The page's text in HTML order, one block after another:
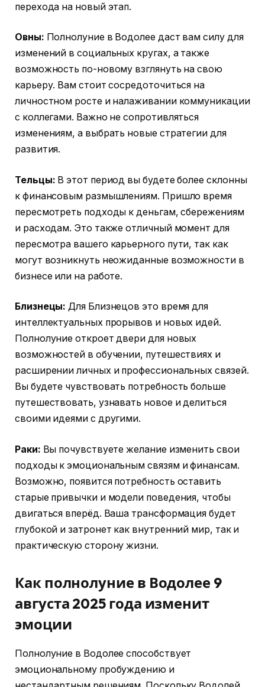
перехода на новый этап.
Овны: Полнолуние в Водолее даст вам силу для
изменений в социальных кругах, а также
возможность по-новому взглянуть на свою
карьеру. Вам стоит сосредоточиться на
личностном росте и налаживании коммуникации
с коллегами. Важно не сопротивляться
изменениям, а выбрать новые стратегии для
развития.
Тельцы: В этот период вы будете более склонны
к финансовым размышлениям. Пришло время
пересмотреть подходы к деньгам, сбережениям
и расходам. Это также отличный момент для
пересмотра вашего карьерного пути, так как
могут возникнуть неожиданные возможности в
бизнесе или на работе.
Близнецы: Для Близнецов это время для
интеллектуальных прорывов и новых идей.
Полнолуние откроет двери для новых
возможностей в обучении, путешествиях и
расширении личных и профессиональных связей.
Вы будете чувствовать потребность больше
путешествовать, узнавать новое и делиться
своими идеями с другими.
Раки: Вы почувствуете желание изменить свои
подходы к эмоциональным связям и финансам.
Возможно, появится потребность оставить
старые привычки и модели поведения, чтобы
двигаться вперёд. Ваша трансформация будет
глубокой и затронет как внутренний мир, так и
практическую сторону жизни.
Как полнолуние в Водолее 9
августа 2025 года изменит
эмоции
Полнолуние в Водолее способствует
эмоциональному пробуждению и